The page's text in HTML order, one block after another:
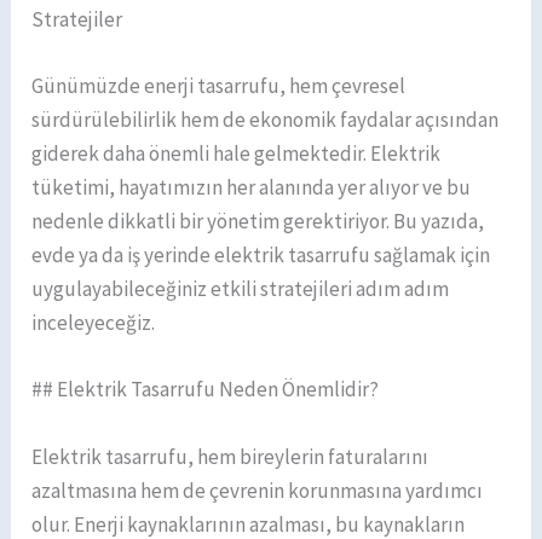
Stratejiler
Günümüzde enerji tasarrufu, hem çevresel
sürdürülebilirlik hem de ekonomik faydalar açısından
giderek daha önemli hale gelmektedir. Elektrik
tüketimi, hayatımızın her alanında yer alıyor ve bu
nedenle dikkatli bir yönetim gerektiriyor. Bu yazıda,
evde ya da iş yerinde elektrik tasarrufu sağlamak için
uygulayabileceğiniz etkili stratejileri adım adım
inceleyeceğiz.
## Elektrik Tasarrufu Neden Önemlidir?
Elektrik tasarrufu, hem bireylerin faturalarını
azaltmasına hem de çevrenin korunmasına yardımcı
olur. Enerji kaynaklarının azalması, bu kaynakların